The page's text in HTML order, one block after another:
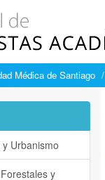
Médica de Santiago
Urbanismo
y